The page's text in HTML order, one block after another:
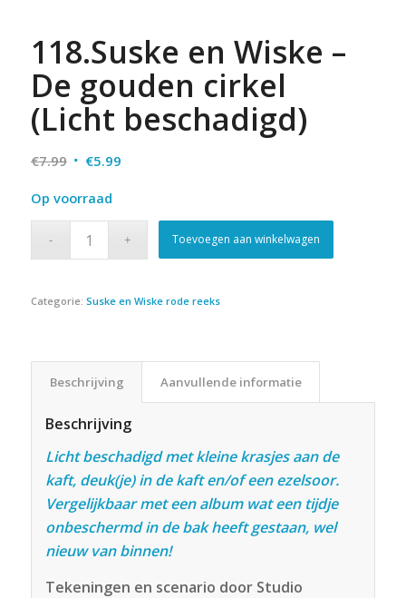
118.Suske en Wiske –
De gouden cirkel
(Licht beschadigd)
€7.99 Oorspronkelijke
was:
€7.99.
€5.99Huidige
€5.99.
Op voorraad
Toevoegen aan winkelwagen
Categorie: Suske en Wiske rode reeks
Beschrijving Aanvullende informatie
Beschrijving
Licht beschadigd met kleine krasjes aan de
kaft, deuk(je) in de kaft en/of een ezelsoor.
Vergelijkbaar met een album wat een tijdje
onbeschermd in de bak heeft gestaan, wel
nieuw van binnen!
Tekeningen en scenario door Studio